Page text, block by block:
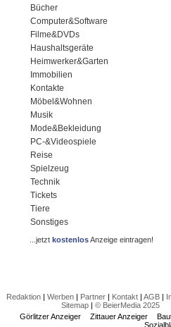
Bücher
Computer&Software
Filme&DVDs
Haushaltsgeräte
Heimwerker&Garten
Immobilien
Kontakte
Möbel&Wohnen
Musik
Mode&Bekleidung
PC-&Videospiele
Reise
Spielzeug
Technik
Tickets
Tiere
Sonstiges
...jetztkostenlosAnzeige eintragen!
Redaktion| Werben| Partner| Kontakt| AGB|
Sitemap| © BeierMedia 2025
Görlitzer Anzeiger
Zittauer Anzeiger